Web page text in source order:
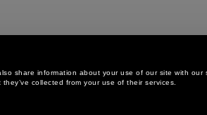
share information about your use of our site with our
collected from your use of their services.